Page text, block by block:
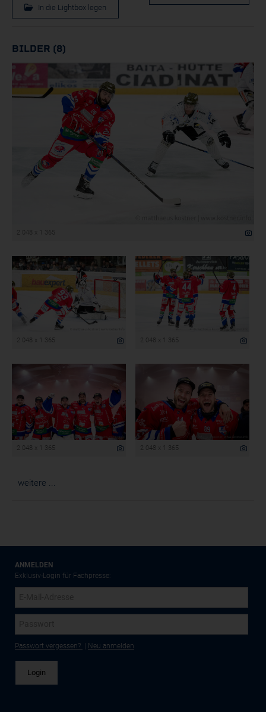
In die Lightbox legen
BILDER (8)
2 048 x 1 365
2 048 x 1 365 2 048 x 1 365
2 048 x 1 365 2 048 x 1 365
weitere ...
ANMELDEN
Exklusiv-Login für Fachpresse:
Passwort vergessen? | Neu anmelden